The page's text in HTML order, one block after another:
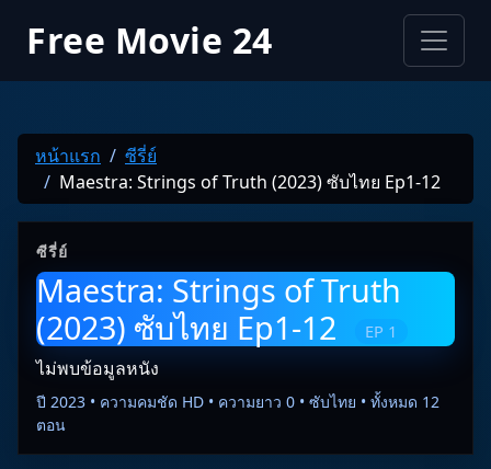
Free Movie 24
หน้าแรก
ซีรี่ย์
Maestra: Strings of Truth (2023) ซับไทย Ep1-12
ซีรี่ย์
Maestra: Strings of Truth
(2023) ซับไทย Ep1-12
EP 1
ไม่พบข้อมูลหนัง
ปี 2023 • ความคมชัด HD • ความยาว 0 • ซับไทย • ทั้งหมด 12
ตอน